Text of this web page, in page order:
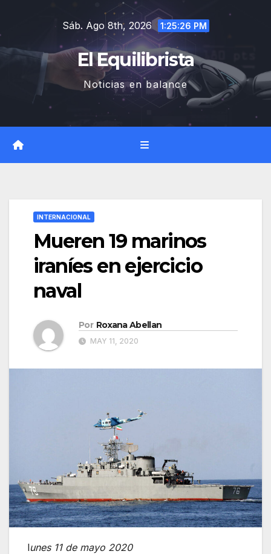
contenido
Sáb. Ago 8th, 2026 1:25:27 PM
El Equilibrista
Noticias en balance
INTERNACIONAL
Mueren 19 marinos
iraníes en ejercicio
naval
Por Roxana Abellan
MAY 11, 2020
lunes 11 de mayo 2020